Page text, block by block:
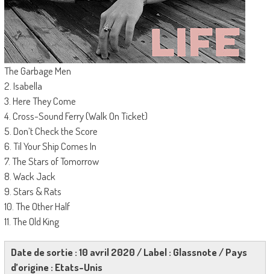
The Garbage Men
2. Isabella
3. Here They Come
4. Cross-Sound Ferry (Walk On Ticket)
5. Don’t Check the Score
6. Til Your Ship Comes In
7. The Stars of Tomorrow
8. Wack Jack
9. Stars & Rats
10. The Other Half
11. The Old King
Date de sortie : 10 avril 2020 / Label : Glassnote / Pays
d’origine : Etats-Unis